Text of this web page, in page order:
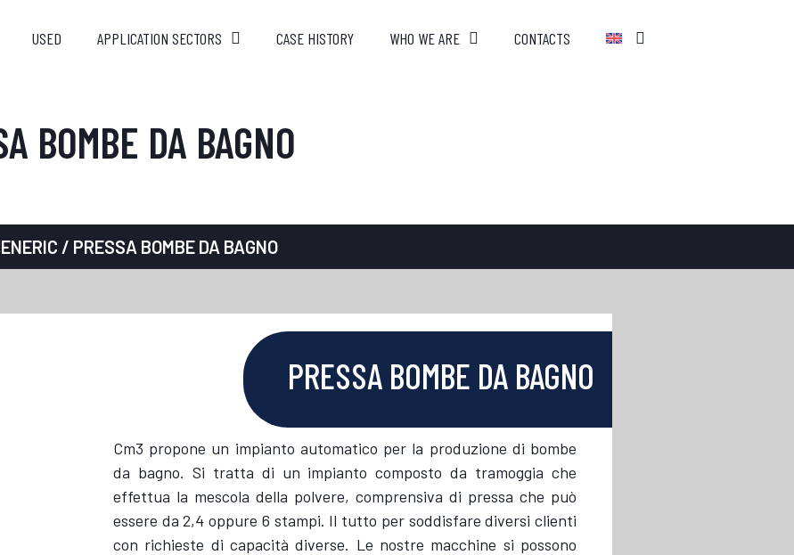
USED APPLICATION SECTORS CASE HISTORY WHO WE ARE CONTACTS
BOMBE DA BAGNO
/ PRESSA BOMBE DA BAGNO
PRESSA BOMBE DA BAGNO
Cm3 propone un impianto automatico per la produzione di bombe
da bagno. Si tratta di un impianto composto da tramoggia che
effettua la mescola della polvere, comprensiva di pressa che può
essere da 2,4 oppure 6 stampi. Il tutto per soddisfare diversi clienti
con richieste di capacità diverse. Le nostre macchine si possono